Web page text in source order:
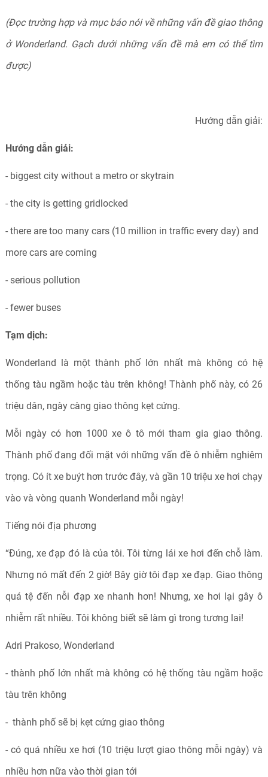
(Đọc trường hợp và mục báo nói về những vấn đề giao thông
ở Wonderland. Gạch dưới những vấn đề mà em có thể tìm
được)
Hướng dẫn giải:
Hướng dẫn giải:
- biggest city without a metro or skytrain
- the city is getting gridlocked
- there are too many cars (10 million in traffic every day) and
more cars are coming
- serious pollution
- fewer buses
Tạm dịch:
Wonderland là một thành phố lớn nhất mà không có hệ
thống tàu ngầm hoặc tàu trên không! Thành phố này, có 26
triệu dân, ngày càng giao thông kẹt cứng.
Mỗi ngày có hơn 1000 xe ô tô mới tham gia giao thông.
Thành phố đang đối mặt với những vấn đề ô nhiễm nghiêm
trọng. Có ít xe buýt hơn trước đây, và gần 10 triệu xe hơi chạy
vào và vòng quanh Wonderland mỗi ngày!
Tiếng nói địa phương
“Đúng, xe đạp đó là của tôi. Tôi từng lái xe hơi đến chỗ làm.
Nhưng nó mất đến 2 giờ! Bây giờ tôi đạp xe đạp. Giao thông
quá tệ đến nỗi đạp xe nhanh hơn! Nhưng, xe hơi lại gây ô
nhiễm rất nhiều. Tôi không biết sẽ làm gì trong tương lai!
Adri Prakoso, Wonderland
- thành phố lớn nhất mà không có hệ thống tàu ngầm hoặc
tàu trên không
- thành phố sẽ bị kẹt cứng giao thông
- có quá nhiều xe hơi (10 triệu lượt giao thông mỗi ngày) và
nhiều hơn nữa vào thời gian tới